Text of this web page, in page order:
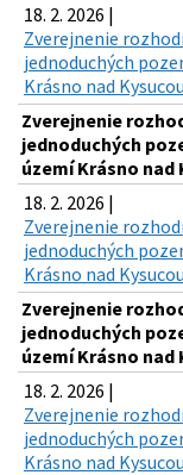
18. 2. 2026 |
Zverejnenie
jednoduchých
Krásno nad
Zverejnenie
jednoduchých
území Krásno
18. 2. 2026 |
Zverejnenie
jednoduchých
Krásno nad
Zverejnenie
jednoduchých
území Krásno
18. 2. 2026 |
Zverejnenie
jednoduchých
Krásno nad